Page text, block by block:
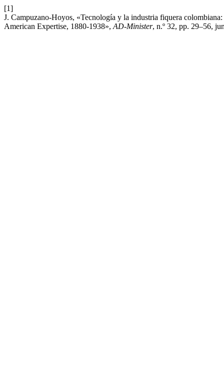
[1]
J. Campuzano-Hoyos, «Tecnología y la industria fiquera
American Expertise, 1880-1938», AD-Minister, n.º 32, pp. 29–56,